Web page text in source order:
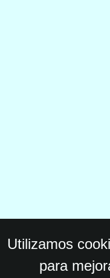
Utilizamos
para